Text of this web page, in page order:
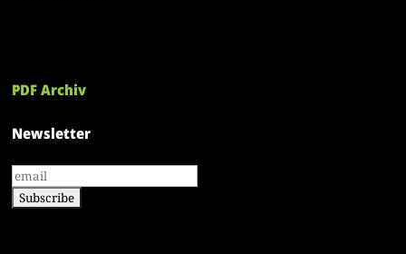
PDF Archiv
Newsletter